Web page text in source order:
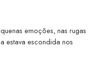
emoções, nas rugas
estava escondida nos